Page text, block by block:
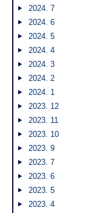
2024. 7
2024. 6
2024. 5
2024. 4
2024. 3
2024. 2
2024. 1
2023. 12
2023. 11
2023. 10
2023. 9
2023. 7
2023. 6
2023. 5
2023. 4